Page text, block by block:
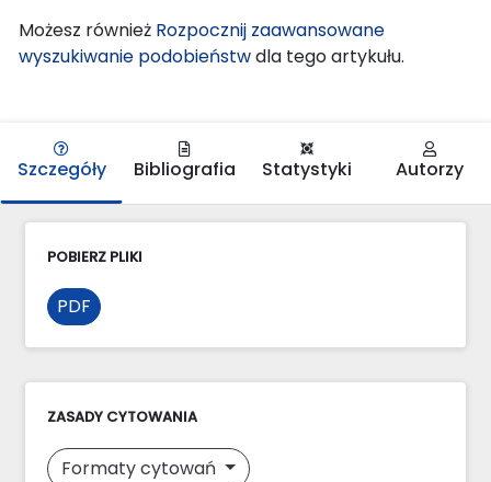
Możesz również Rozpocznij zaawansowane
wyszukiwanie podobieństwdla tego artykułu.
Szczegóły Bibliografia Statystyki Autorzy
POBIERZ PLIKI
PDF
ZASADY CYTOWANIA
Formaty cytowań